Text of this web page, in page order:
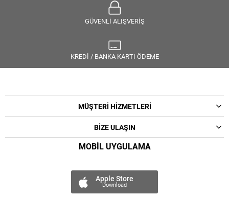
GÜVENLİ ALIŞVERİŞ
KREDİ / BANKA KARTI ÖDEME
MÜŞTERİ HİZMETLERİ
BİZE ULAŞIN
MOBİL UYGULAMA
Apple Store
Download